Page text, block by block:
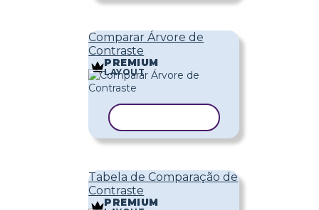
Comparar Árvore de
Contraste
PREMIUM
LAYOUT
Tabela de Comparação de
Contraste
PREMIUM